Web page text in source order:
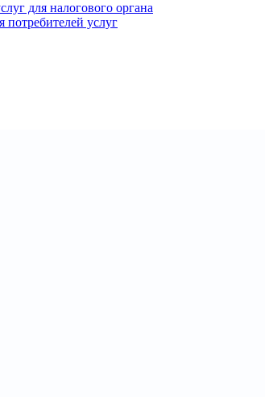
для налогового органа
потребителей услуг